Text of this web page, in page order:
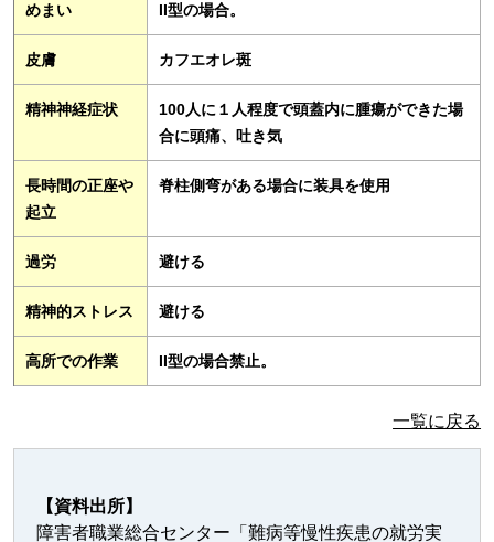
めまい II型の場合。
皮膚 カフエオレ斑
精神神経症状
100人に１人程度で頭蓋内に腫瘍ができた場
合に頭痛、吐き気
長時間の正座や
起立
脊柱側弯がある場合に装具を使用
過労 避ける
精神的ストレス 避ける
高所での作業 II型の場合禁止。
一覧に戻る
【資料出所】
障害者職業総合センター「難病等慢性疾患の就労実